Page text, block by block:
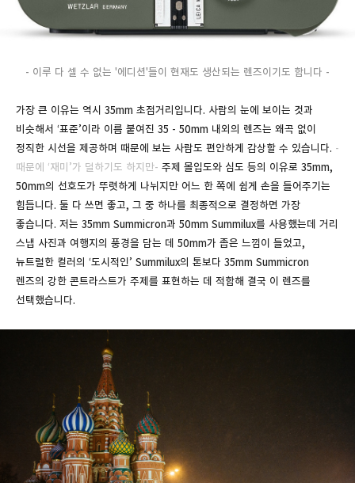
- 이루 다 셀 수 없는 '에디션'들이 현재도 생산되는 렌즈이기도 합니다 -
가장 큰 이유는 역시 35mm 초점거리입니다. 사람의 눈에 보이는 것과
비슷해서 ‘표준’이라 이름 붙여진 35 - 50mm 내외의 렌즈는 왜곡 없이
정직한 시선을 제공하며 때문에 보는 사람도 편안하게 감상할 수 있습니다. -
때문에 ‘재미’가 덜하기도 하지만- 주제 몰입도와 심도 등의 이유로 35mm,
50mm의 선호도가 뚜렷하게 나뉘지만 어느 한 쪽에 쉽게 손을 들어주기는
힘듭니다. 둘 다 쓰면 좋고, 그 중 하나를 최종적으로 결정하면 가장
좋습니다. 저는 35mm Summicron과 50mm Summilux를 사용했는데 거리
스냅 사진과 여행지의 풍경을 담는 데 50mm가 좁은 느낌이 들었고,
뉴트럴한 컬러의 ‘도시적인’ Summilux의 톤보다 35mm Summicron
렌즈의 강한 콘트라스트가 주제를 표현하는 데 적합해 결국 이 렌즈를
선택했습니다.